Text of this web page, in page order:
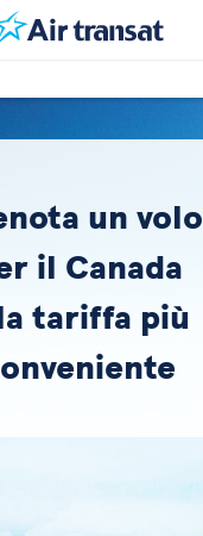
un volo
il Canada
tariffa più